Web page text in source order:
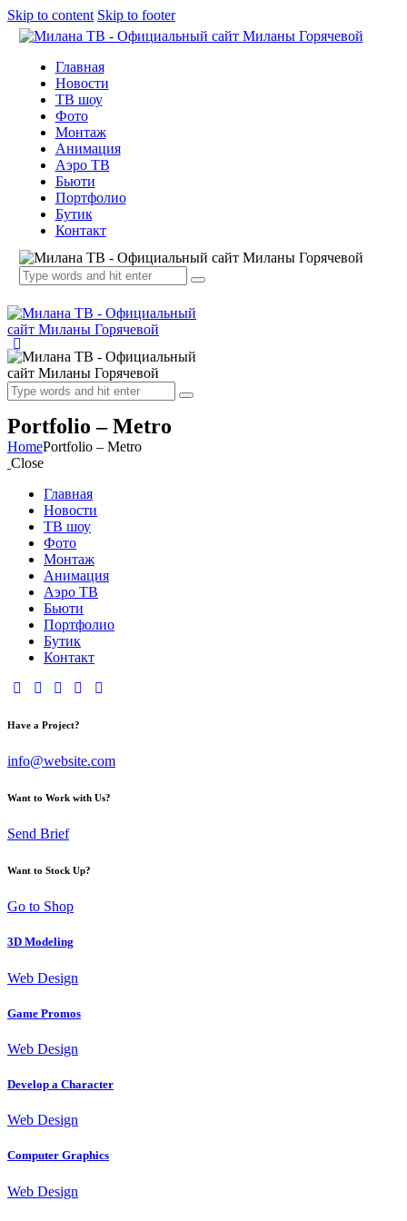
Skip to content Skip to footer
Главная
Новости
ТВ шоу
Фото
Монтаж
Анимация
Аэро ТВ
Бьюти
Портфолио
Бутик
Контакт
Portfolio – Metro
HomePortfolio – Metro
Close
Главная
Новости
ТВ шоу
Фото
Монтаж
Анимация
Аэро ТВ
Бьюти
Портфолио
Бутик
Контакт
Have a Project?
info@website.com
Want to Work with Us?
Send Brief
Want to Stock Up?
Go to Shop
3D Modeling
Web Design
Game Promos
Web Design
Develop a Character
Web Design
Computer Graphics
Web Design